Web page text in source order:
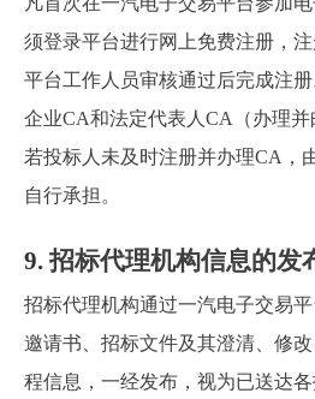
须登录平台进行网上免费注册，
平台工作人员审核通过后完成注
企业CA和法定代表人CA（办理并
若投标人未及时注册并办理CA，
自行承担。
9.招标代理机构信息的发
招标代理机构通过一汽电子交易
邀请书、招标文件及其澄清、修
程信息，一经发布，视为已送达